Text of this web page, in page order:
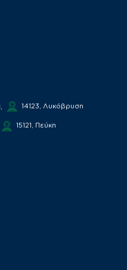
14123, Λυκόβρυση
15121, Πεύκη